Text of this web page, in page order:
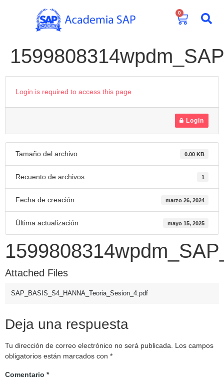
0
Login is required to access this page
Login
Tamaño del archivo 0.00 KB
Recuento de archivos 1
Fecha de creación marzo 26, 2024
Última actualización mayo 15, 2025
Attached Files
SAP_BASIS_S4_HANNA_Teoria_Sesion_4.pdf
Deja una respuesta
Tu dirección de correo electrónico no será publicada.
Los campos
obligatorios están marcados con *
Comentario *